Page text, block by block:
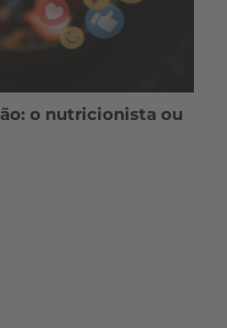
o nutricionista ou